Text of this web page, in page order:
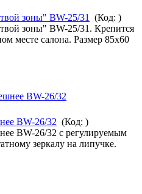
зоны" BW-25/31
(Код: )
зоны" BW-25/31. Крепится
месте салона. Размер 85х60
BW-26/32 (Код: )
BW-26/32 с регулируемым
зеркалу на липучке.